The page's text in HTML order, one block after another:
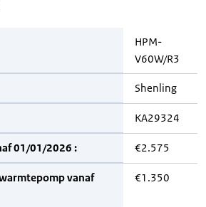
HPM-
V60W/R3
Shenling
KA29324
01/01/2026 : €2.575
vanaf
€1.350